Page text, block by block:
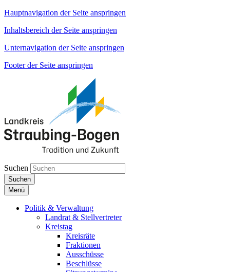
Hauptnavigation der Seite anspringen
Inhaltsbereich der Seite anspringen
Unternavigation der Seite anspringen
Footer der Seite anspringen
Suchen
Suchen
Menü
Politik & Verwaltung
Landrat & Stellvertreter
Kreistag
Kreisräte
Fraktionen
Ausschüsse
Beschlüsse